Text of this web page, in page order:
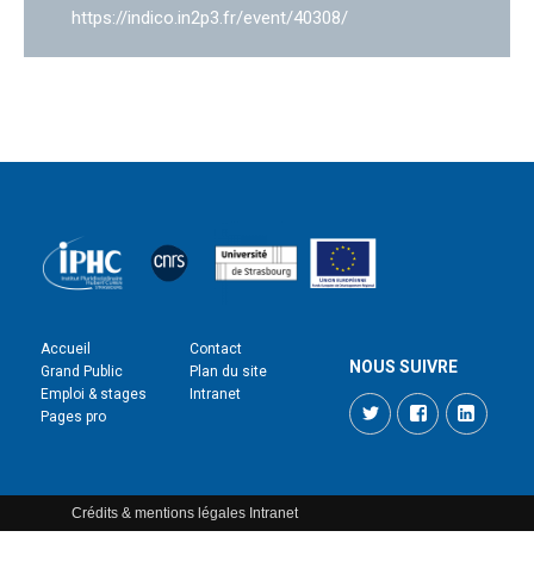
https://indico.in2p3.fr/event/40308/
Accueil
Grand Public
Emploi & stages
Pages pro
Contact
Plan du site
Intranet
NOUS SUIVRE
TwitterFacebook
Crédits & mentions légales Intranet